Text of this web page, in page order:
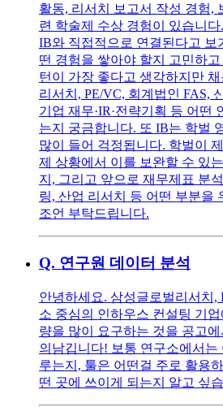
활동, 리서치 보고서 작성 경험,
련 학술제 수상 경험이 있습니다
IB와 직접적으로 연결된다고 보
떤 경험을 쌓아야 할지 고민하
턴이 가장 좋다고 생각하지만
리서치, PE/VC, 회계법인 FAS,
기업 재무·IR·전략기획 등 어떤
는지 궁금합니다. 또 IB는 학벌
많이 들어 걱정됩니다. 학벌이
제 상황에서 이를 보완할 수 있
지, 그리고 앞으로 재무제표 분
링, 산업 리서치 등 어떤 부분을
조언 부탁드립니다.
Q. 연구원 데이터 분석
안녕하세요. 삼성글로벌리서치,
소 중심의 인하우스 컨설팅 기
량을 많이 요구하는 것을 공고
의남깁니다! 보통 연구소에서는
루는지, 툴은 어떤걸 주로 활용
떤 곳에 쓰이게 되는지 알고 싶